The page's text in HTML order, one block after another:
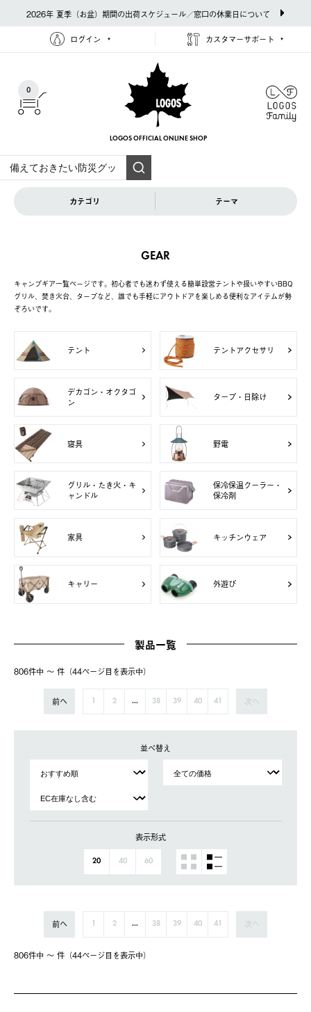
2026年 夏季（お盆）期間の出荷スケジュール／窓口の休業日について
ログイン カスタマーサポート
0
LOGOS OFFICIAL ONLINE SHOP
カテゴリ テーマ
GEAR
キャンプギア一覧ページです。初心者でも迷わず使える簡単設営テントや扱いやすいBBQ
グリル、焚き火台、タープなど、誰でも手軽にアウトドアを楽しめる便利なアイテムが勢
ぞろいです。
テント テントアクセサリ
デカゴン・オクタゴ
ン
タープ・日除け
寝具 野電
グリル・たき火・キ
ャンドル
保冷保温クーラー・
保冷剤
家具 キッチンウェア
キャリー 外遊び
製品一覧
806件中 〜 件（44ページ⽬を表⽰中）
前へ 2 ... 38 39 40 41 次へ
並べ替え
表示形式
20 40 60
806件中 〜 件（44ページ⽬を表⽰中）
前へ 1 2 ... 38 39 40 41 次へ